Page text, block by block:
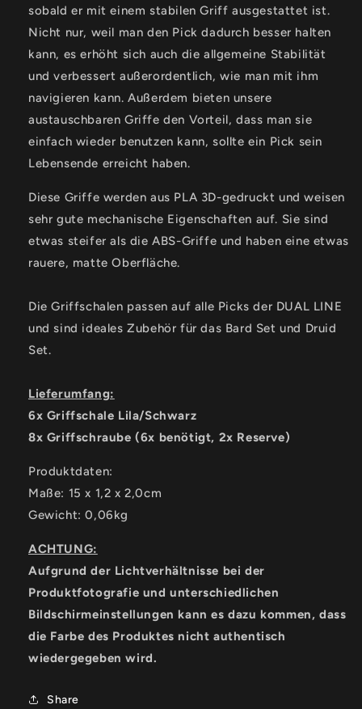
DUAL
-
Rot/Schwarz
-
3-
Pack
DUAL
-
Rot/Schwarz
-
3-
Pack
sobald er mit einem stabilen Griff ausgestattet ist.
Nicht nur, weil man den Pick dadurch besser halten
kann, es erhöht sich auch die allgemeine Stabilität
und verbessert außerordentlich, wie man mit ihm
navigieren kann. Außerdem bieten unsere
austauschbaren Griffe den Vorteil, dass man sie
einfach wieder benutzen kann, sollte ein Pick sein
Lebensende erreicht haben.
Diese Griffe werden aus PLA 3D-gedruckt und weisen
sehr gute mechanische Eigenschaften auf. Sie sind
etwas steifer als die ABS-Griffe und haben eine etwas
rauere, matte Oberfläche.
Die Griffschalen passen auf alle Picks der DUAL LINE
und sind ideales Zubehör für das Bard Set und Druid
Set.
Lieferumfang:
6x Griffschale Lila/Schwarz
8x Griffschraube (6x benötigt, 2x Reserve)
Produktdaten:
Maße: 15 x 1,2 x 2,0cm
Gewicht: 0,06kg
ACHTUNG:
Aufgrund der Lichtverhältnisse bei der
Produktfotografie und unterschiedlichen
Bildschirmeinstellungen kann es dazu kommen, dass
die Farbe des Produktes nicht authentisch
wiedergegeben wird.
Share